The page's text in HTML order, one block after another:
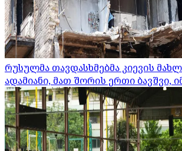
რუსულმა თავდასხმებმა კიევის
ადამიანი, მათ შორის ერთი ბავშვი,